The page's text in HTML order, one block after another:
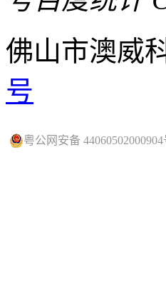
佛山市澳威
号
粤公网安备 44060502000904